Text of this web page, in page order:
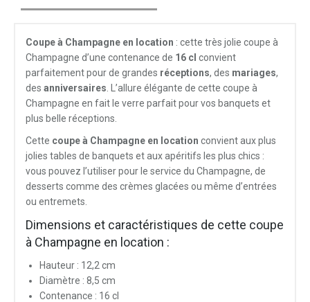
Coupe à Champagne en location : cette très jolie coupe à
Champagne d’une contenance de 16 cl convient
parfaitement pour de grandes réceptions, des mariages,
des anniversaires . L’allure élégante de cette coupe à
Champagne en fait le verre parfait pour vos banquets et
plus belle réceptions.
Cette coupe à Champagne en location convient aux plus
jolies tables de banquets et aux apéritifs les plus chics :
vous pouvez l’utiliser pour le service du Champagne, de
desserts comme des crèmes glacées ou même d’entrées
ou entremets.
Dimensions et caractéristiques de cette coupe
à Champagne en location :
Hauteur : 12,2 cm
Diamètre : 8,5 cm
Contenance : 16 cl